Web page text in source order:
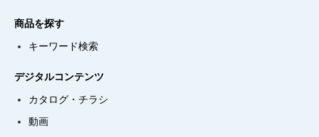
商品を探す
キーワード検索
デジタルコンテンツ
カタログ・チラシ
動画